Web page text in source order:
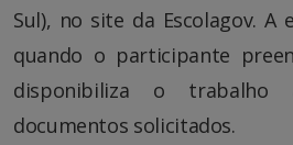
Sul), no site da Escolagov. A
quando o participante
disponibiliza o trabalho
documentos solicitados.